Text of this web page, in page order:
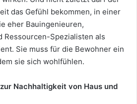
das Gefühl bekommen, in einer
eher Bauingenieuren,
Ressourcen-Spezialisten als
Sie muss für die Bewohner ein
sie sich wohlfühlen.
Nachhaltigkeit von Haus und